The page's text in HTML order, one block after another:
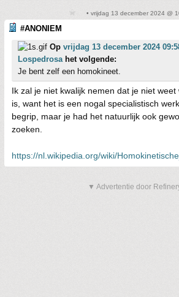
• vrijdag 13 december 2024 @
#ANONIEM
Op vrijdag 13 december 2024
Lospedrosahet volgende:
Je bent zelf een homokineet.
Ik zal je niet kwalijk nemen dat je niet
is, want het is een nogal specialistisch
begrip, maar je had het natuurlijk ook
zoeken.
https://nl.wikipedia.org/wiki/
▼ Advertentie door